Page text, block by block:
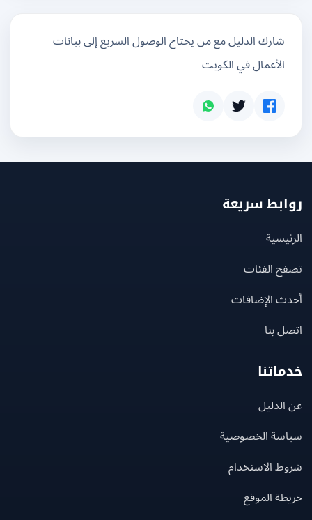
شارك الدليل مع من يحتاج الوصول السريع إلى بيانات
الأعمال في الكويت
سريعة
الفئات
الإضافات
بنا
الخصوصية
الاستخدام
الموقع